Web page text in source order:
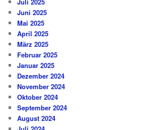
Juli 2025
Juni 2025
Mai 2025
April 2025
März 2025
Februar 2025
Januar 2025
Dezember 2024
November 2024
Oktober 2024
September 2024
August 2024